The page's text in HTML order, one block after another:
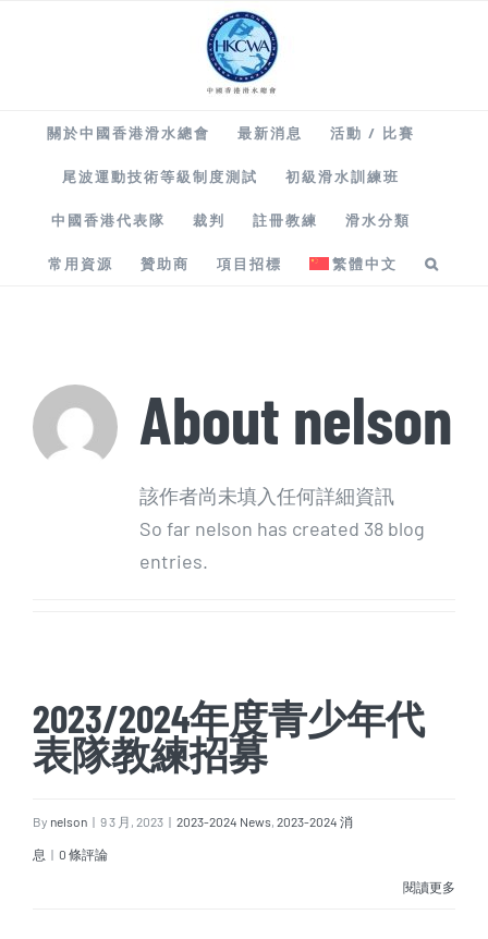
關於中國香港滑水總會 最新消息 活動 / 比賽
尾波運動技術等級制度測試 初級滑水訓練班
中國香港代表隊 裁判 註冊教練 滑水分類
常用資源 贊助商 項目招標 繁體中文
About nelson
該作者尚未填入任何詳細資訊
So far nelson has created 38 blog
entries.
2023/2024年度青少年代
表隊教練招募
By nelson | 9 3 月, 2023 | 2023-2024 News, 2023-2024 消
息 | 0 條評論
閱讀更多